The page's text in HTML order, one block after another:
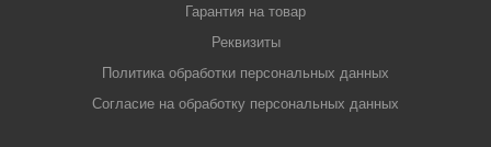
Гарантия на товар
Реквизиты
Политика обработки персональных данных
Согласие на обработку персональных данных